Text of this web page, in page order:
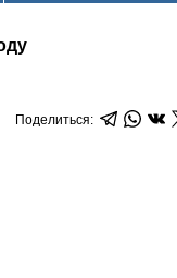
Поделиться: